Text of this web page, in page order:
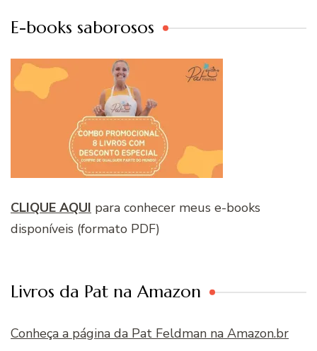
E-books saborosos
CLIQUE AQUI para conhecer meus e-books
disponíveis (formato PDF)
Livros da Pat na Amazon
Conheça a página da Pat Feldman na Amazon.br